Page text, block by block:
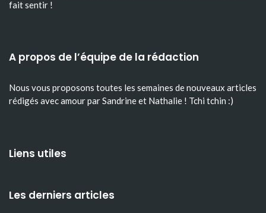
fait sentir !
A propos de l’équipe de la rédaction
Nous vous proposons toutes les semaines de nouveaux articles
rédigés avec amour par Sandrine et Nathalie ! Tchi tchin :)
Liens utiles
Les derniers articles